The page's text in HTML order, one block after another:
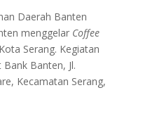
Daerah Banten
menggelar Coffee
Serang. Kegiatan
Banten, Jl.
Kecamatan Serang,